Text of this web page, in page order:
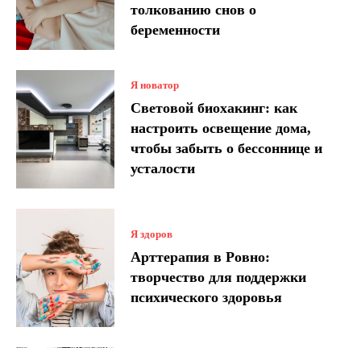
толкованию снов о
беременности
Я новатор
Световой биохакинг: как
настроить освещение дома,
чтобы забыть о бессоннице и
усталости
Я здоров
Арттерапия в Ровно:
творчество для поддержки
психического здоровья